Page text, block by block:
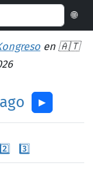
🌐
en 🇦🇹
▶︎
2️⃣ 3️⃣